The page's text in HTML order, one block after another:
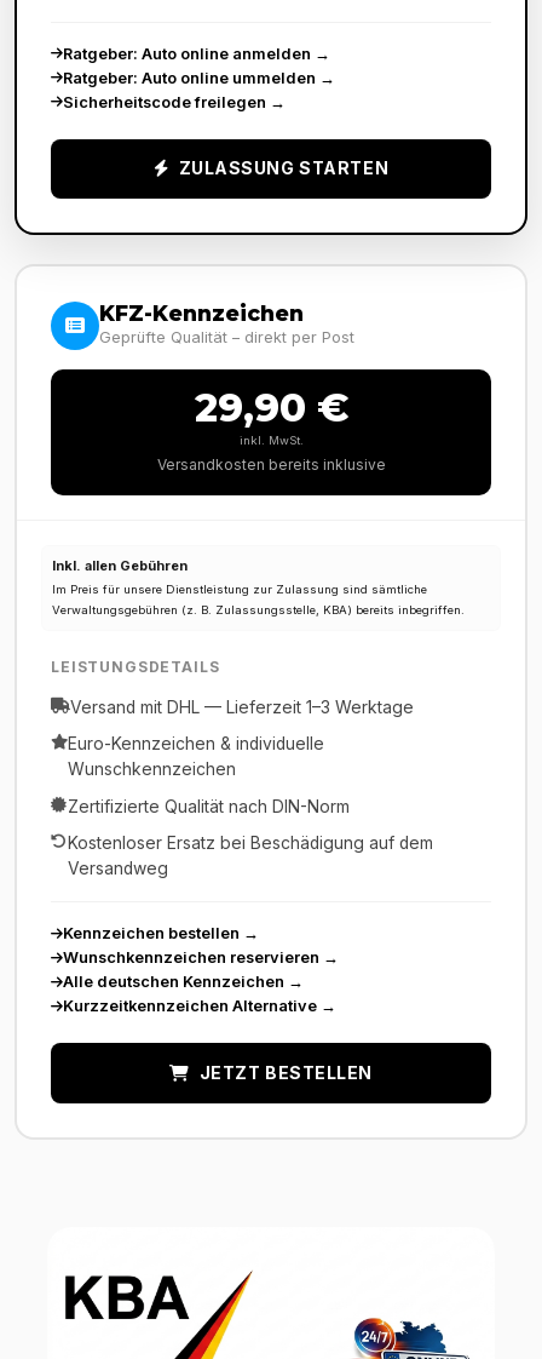
Ratgeber: Auto online anmelden →
Ratgeber: Auto online ummelden →
Sicherheitscode freilegen →
ZULASSUNG STARTEN
KFZ-Kennzeichen
Geprüfte Qualität – direkt per Post
29,90 €
inkl. MwSt.
Versandkosten bereits inklusive
Inkl. allen Gebühren
Im Preis für unsere Dienstleistung zur Zulassung sind sämtliche
Verwaltungsgebühren (z. B. Zulassungsstelle, KBA) bereits inbegriffen.
LEISTUNGSDETAILS
Versand mit DHL — Lieferzeit 1–3 Werktage
Euro-Kennzeichen & individuelle
Wunschkennzeichen
Zertifizierte Qualität nach DIN-Norm
Kostenloser Ersatz bei Beschädigung auf dem
Versandweg
Kennzeichen bestellen →
Wunschkennzeichen reservieren →
Alle deutschen Kennzeichen →
Kurzzeitkennzeichen Alternative →
JETZT BESTELLEN